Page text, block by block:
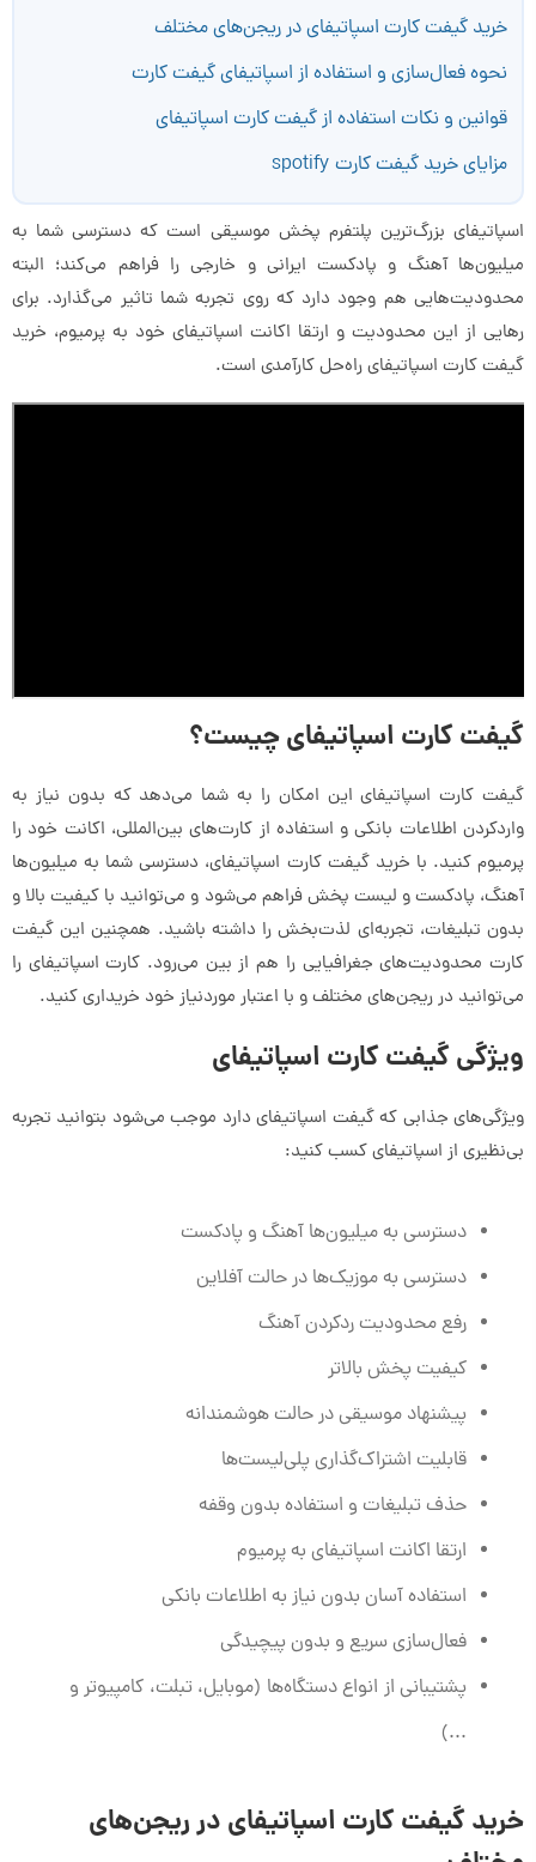
خرید گیفت کارت اسپاتیفای در ریجن‌های مختلف
نحوه فعال‌سازی و استفاده از اسپاتیفای گیفت کارت
قوانین و نکات استفاده از گیفت کارت اسپاتیفای
مزایای خرید گیفت کارت spotify
اسپاتیفای بزرگ‌ترین پلتفرم پخش موسیقی است که دسترسی شما به
میلیون‌ها آهنگ و پادکست ایرانی و خارجی را فراهم می‌کند؛ البته
محدودیت‌هایی هم وجود دارد که روی تجربه شما تاثیر می‌گذارد. برای
رهایی از این محدودیت‌ و ارتقا اکانت اسپاتیفای خود به پرمیوم، خرید
گیفت کارت اسپاتیفای راه‌حل کارآمدی است.
گیفت کارت اسپاتیفای چیست؟
گیفت کارت اسپاتیفای این امکان را به شما می‌دهد که بدون نیاز به
واردکردن اطلاعات بانکی و استفاده از کارت‌های بین‌المللی، اکانت خود را
پرمیوم کنید. با خرید گیفت کارت اسپاتیفای، دسترسی شما به میلیون‌ها
آهنگ، پادکست و لیست پخش فراهم می‌شود و می‌توانید با کیفیت بالا و
بدون تبلیغات، تجربه‌ای لذت‌بخش را داشته باشید. همچنین این گیفت
کارت محدودیت‌های جغرافیایی را هم از بین می‌رود. کارت اسپاتیفای را
می‌توانید در ریجن‌های مختلف و با اعتبار موردنیاز خود خریداری کنید.
ویژگی گیفت کارت اسپاتیفای
ویژگی‌های جذابی که گیفت اسپاتیفای دارد موجب می‌شود بتوانید تجربه
بی‌نظیری از اسپاتیفای کسب کنید:
دسترسی به میلیون‌ها آهنگ و پادکست
دسترسی به موزیک‌ها در حالت آفلاین
رفع محدودیت ردکردن آهنگ
کیفیت پخش بالاتر
پیشنهاد موسیقی در حالت هوشمندانه
قابلیت اشتراک‌گذاری پلی‌لیست‌ها
حذف تبلیغات و استفاده بدون وقفه
ارتقا اکانت اسپاتیفای به پرمیوم
استفاده آسان بدون نیاز به اطلاعات بانکی
فعال‌سازی سریع و بدون پیچیدگی
پشتیبانی از انواع دستگاه‌ها (موبایل، تبلت، کامپیوتر و
...)
خرید گیفت کارت اسپاتیفای در ریجن‌های